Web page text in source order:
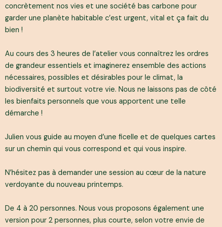
concrètement nos vies et une société bas carbone pour
garder une planète habitable c’est urgent, vital et ça fait du
bien !
Au cours des 3 heures de l’atelier vous connaîtrez les ordres
de grandeur essentiels et imaginerez ensemble des actions
nécessaires, possibles et désirables pour le climat, la
biodiversité et surtout votre vie. Nous ne laissons pas de côté
les bienfaits personnels que vous apportent une telle
démarche !
Julien vous guide au moyen d’une ficelle et de quelques cartes
sur un chemin qui vous correspond et qui vous inspire.
N’hésitez pas à demander une session au cœur de la nature
verdoyante du nouveau printemps.
De 4 à 20 personnes. Nous vous proposons également une
version pour 2 personnes, plus courte, selon votre envie de